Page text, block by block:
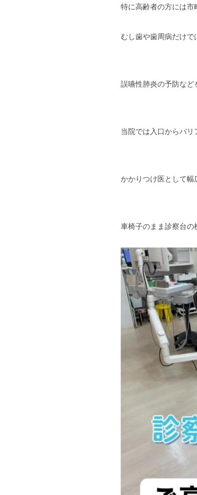
特に高齢者の方には市
むし歯や歯周病だけで
誤嚥性肺炎の予防な
当院では入口からバ
かかりつけ医として
車椅子のまま診察台の